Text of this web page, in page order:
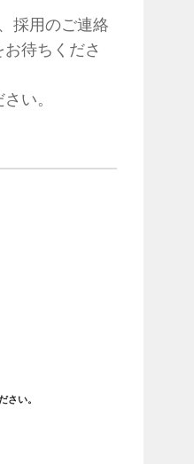
採用のご連絡
待ちくださ
い。
い。